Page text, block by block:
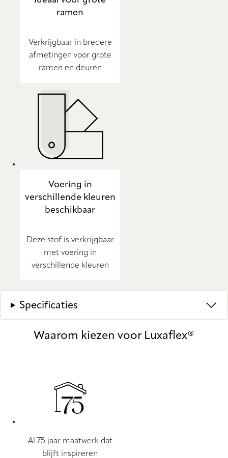
ramen
Verkrijgbaar in bredere
afmetingen voor grote
ramen en deuren
Voering in
verschillende kleuren
beschikbaar
Deze stof is verkrijgbaar
met voering in
verschillende kleuren
Specificaties
Waarom kiezen voor Luxaflex®
Al 75 jaar maatwerk dat
blijft inspireren